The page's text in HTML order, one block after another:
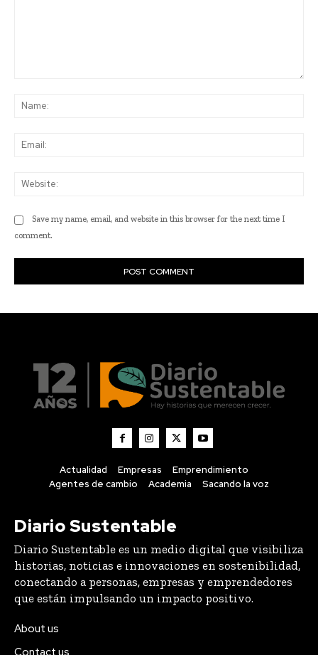
Actualidad Empresas
Emprendimiento
Agentes de cambio
Academia Sacando la voz
Diario Sustentable
Diario Sustentable es un medio digital que visibiliza
historias, noticias e innovaciones en sostenibilidad,
conectando a personas, empresas y emprendedores
que están impulsando un impacto positivo.
About us